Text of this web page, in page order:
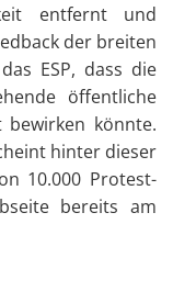
entfernt und
der breiten
ESP, dass die
öffentliche
könnte.
hinter dieser
10.000 Protest-
bereits am